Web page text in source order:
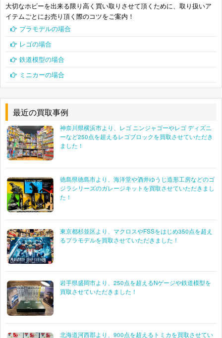
バンダイ 1/100 MG RX-93-ν2 Hi-νガンダム
0148832
バンダイ 1/100 フルメカニクス ガンダムヴィダ
ール 0212195
4549660121954
wave 1/35 ベルゼルガ DT PS版 BK-212
コトブキヤ 1/1 猟兵型エーデルワイス KP476
グッドスマイルカンパニー ねんどろいど 初音ミ
ク 2.0
4582191969923
ホビージャパン/アルター 1/8 特典付き 前田慶次
限定版 月刊ホビージャパン誌上通販&ホビージャ
パンオンラインショップ限定
4981932506296
やまと Mine bluE#10
グッドスマイルカンパニー 真鏡名ミナ 1/5
ニューライン 1/6 玖我なつき スクール水着ver.
舞-乙HiME コールドキャスト塗装済み完成品
4540498300108
クルシマ 1/8 伊吹 マヤ
バンダイ キュベレイMk-II AMX-004G量産型キュ
ベレイ GUNDAM FIX FIGURATION
ZEONOGRAPHY #3013 機動戦士Zガンダム
4543112390448
バンダイ アーマーガールズプロジェクト MS少女
4543112856043
大切なホビーを出来る限り高く買い取りさせて頂くために、取り扱いア
イテムごとにお売り頂く際のコツをご案内！
プラモデルの場合
レゴの場合
鉄道模型の場合
ミニカーの場合
最近の買取事例
神奈川県横浜市より、レゴ ニンジャゴーやレゴ ディズニ
ーなど250点を超えるレゴブロックを買取させていただき
ました！
徳島県徳島市より、海洋堂や酒井ゆうじ造形工房などのゴ
ジラシリーズのガレージキットを買取させていただきまし
た！
東京都杉並区より、マクロスやFSSをはじめ350点を超え
るプラモデルを買取させていただきました！
岩手県盛岡市より、250点を超えるNゲージや鉄道模型を
買取させていただきました！
北海道河西郡より、900点を超えるトミカを買取させてい